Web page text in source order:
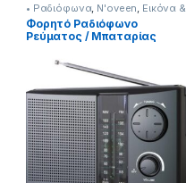
• Ραδιόφωνα, N'oveen Εικόνα &
Ήχος
Φορητό Ραδιόφωνο
Ρεύματος / Μπαταρίας